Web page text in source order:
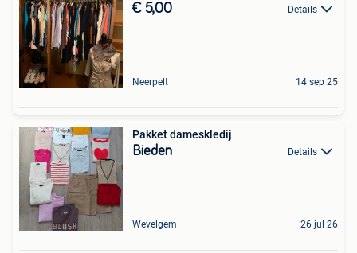
€ 5,00 Details
Neerpelt 14 sep 25
Pakket dameskledij
Bieden Details
Wevelgem 26 jul 26